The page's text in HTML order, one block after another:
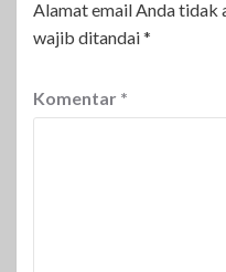
Alamat email Anda tidak
wajib ditandai*
Komentar *